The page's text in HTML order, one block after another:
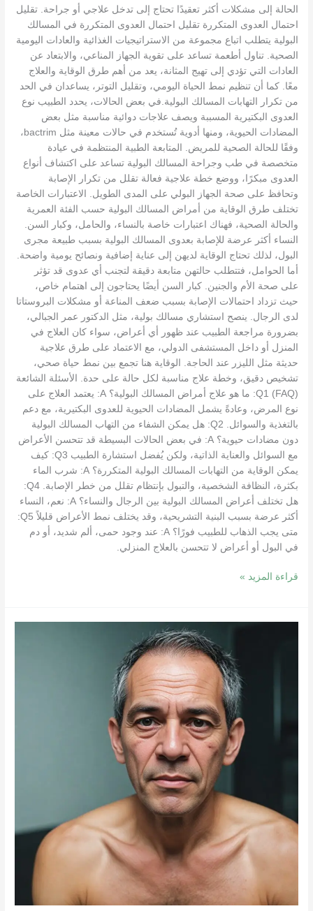
الحالة إلى مشكلات أكثر تعقيدًا تحتاج إلى تدخل علاجي أو جراحة. تقليل
احتمال العدوى المتكررة تقليل احتمال العدوى المتكررة في المسالك
البولية يتطلب اتباع مجموعة من الاستراتيجيات الغذائية والعادات اليومية
الصحية. تناول أطعمة تساعد على تقوية الجهاز المناعي، والابتعاد عن
العادات التي تؤدي إلى تهيج المثانة، يعد من أهم طرق الوقاية والعلاج
معًا. كما أن تنظيم نمط الحياة اليومي، وتقليل التوتر، يساعدان في الحد
من تكرار التهابات المسالك البولية.في بعض الحالات، يحدد الطبيب نوع
العدوى البكتيرية المسببة ويصف علاجات دوائية مناسبة مثل بعض
المضادات الحيوية، ومنها أدوية تُستخدم في حالات معينة مثل bactrim،
وفقًا للحالة الصحية للمريض. المتابعة الطبية المنتظمة في عيادة
متخصصة في طب وجراحة المسالك البولية تساعد على اكتشاف أنواع
العدوى مبكرًا، ووضع خطة علاجية فعالة تقلل من تكرار الإصابة
وتحافظ على صحة الجهاز البولي على المدى الطويل. الاعتبارات الخاصة
تختلف طرق الوقاية من أمراض المسالك البولية حسب الفئة العمرية
والحالة الصحية، فهناك اعتبارات خاصة بالنساء، والحامل، وكبار السن.
النساء أكثر عرضة للإصابة بعدوى المسالك البولية بسبب طبيعة مجرى
البول، لذلك تحتاج الوقاية لديهن إلى عناية إضافية ونصائح يومية واضحة.
أما الحوامل، فتتطلب حالتهن متابعة دقيقة لتجنب أي عدوى قد تؤثر
على صحة الأم والجنين. كبار السن أيضًا يحتاجون إلى اهتمام خاص،
حيث تزداد احتمالات الإصابة بسبب ضعف المناعة أو مشكلات البروستاتا
لدى الرجال. ينصح استشاري مسالك بولية، مثل الدكتور عمر الجبالي،
بضرورة مراجعة الطبيب عند ظهور أي أعراض، سواء كان العلاج في
المنزل أو داخل المستشفى الدولي، مع الاعتماد على طرق علاجية
حديثة مثل الليزر عند الحاجة. الوقاية هنا تجمع بين نمط حياة صحي،
تشخيص دقيق، وخطة علاج مناسبة لكل حالة على حدة. الأسئلة الشائعة
(FAQ) Q1: ما هو علاج أمراض المسالك البولية؟ A: يعتمد العلاج على
نوع المرض، وعادةً يشمل المضادات الحيوية للعدوى البكتيرية، مع دعم
بالتغذية والسوائل. Q2: هل يمكن الشفاء من التهاب المسالك البولية
دون مضادات حيوية؟ A: في بعض الحالات البسيطة قد تتحسن الأعراض
مع السوائل والعناية الذاتية، ولكن يُفضل استشارة الطبيب Q3: كيف
يمكن الوقاية من التهابات المسالك البولية المتكررة؟ A: شرب الماء
بكثرة، النظافة الشخصية، والتبول بإنتظام تقلل من خطر الإصابة. Q4:
هل تختلف أعراض المسالك البولية بين الرجال والنساء؟ A: نعم، النساء
أكثر عرضة بسبب البنية التشريحية، وقد يختلف نمط الأعراض قليلاً Q5:
متى يجب الذهاب للطبيب فورًا؟ A: عند وجود حمى، ألم شديد، أو دم
في البول أو أعراض لا تتحسن بالعلاج المنزلي.
قراءة المزيد »